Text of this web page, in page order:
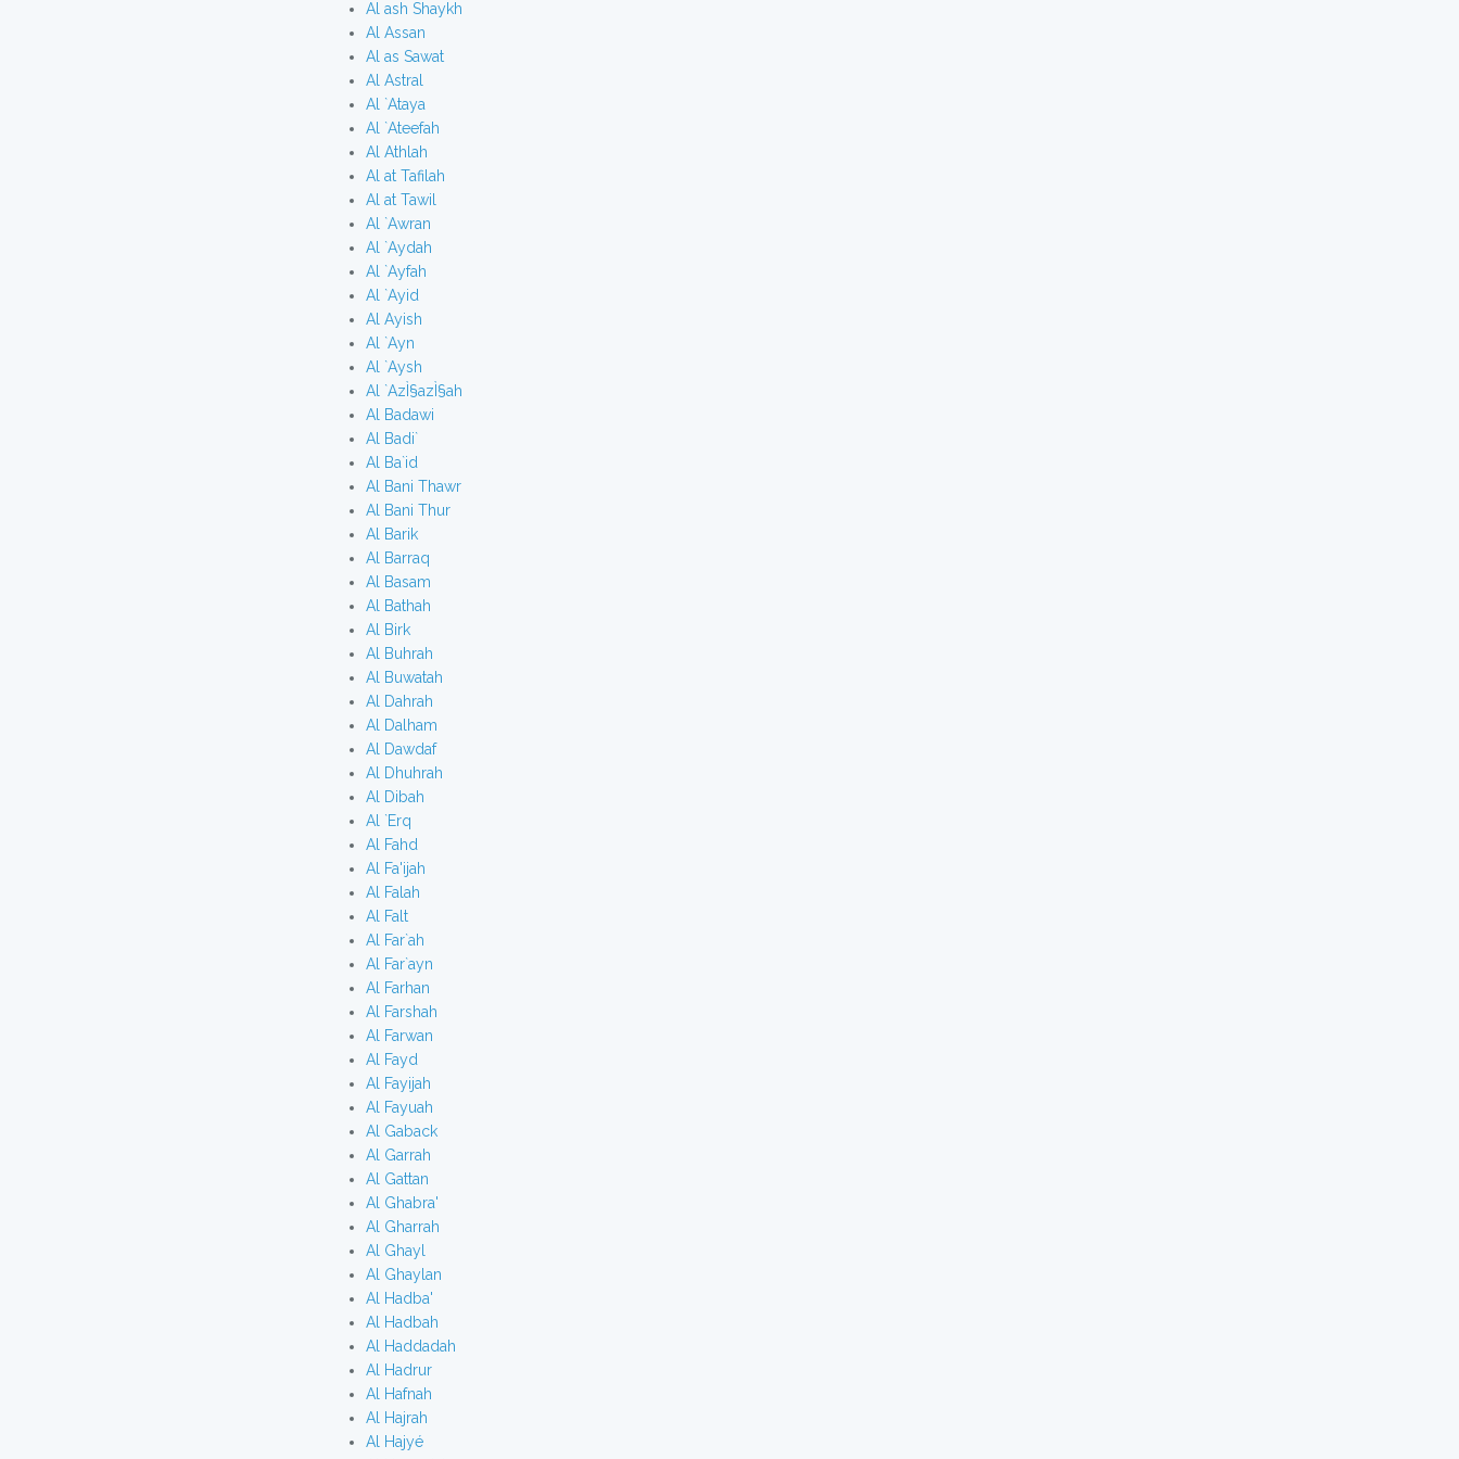
Al ash Shaykh
Al Assan
Al as Sawat
Al Astral
Al `Ataya
Al `Ateefah
Al Athlah
Al at Tafilah
Al at Tawil
Al `Awran
Al `Aydah
Al `Ayfah
Al `Ayid
Al Ayish
Al `Ayn
Al `Aysh
Al `AzÌ§azÌ§ah
Al Badawi
Al Badi`
Al Ba`id
Al Bani Thawr
Al Bani Thur
Al Barik
Al Barraq
Al Basam
Al Bathah
Al Birk
Al Buhrah
Al Buwatah
Al Dahrah
Al Dalham
Al Dawdaf
Al Dhuhrah
Al Dibah
Al `Erq
Al Fahd
Al Fa'ijah
Al Falah
Al Falt
Al Far`ah
Al Far`ayn
Al Farhan
Al Farshah
Al Farwan
Al Fayd
Al Fayijah
Al Fayuah
Al Gaback
Al Garrah
Al Gattan
Al Ghabra'
Al Gharrah
Al Ghayl
Al Ghaylan
Al Hadba'
Al Hadbah
Al Haddadah
Al Hadrur
Al Hafnah
Al Hajrah
Al Hajyé